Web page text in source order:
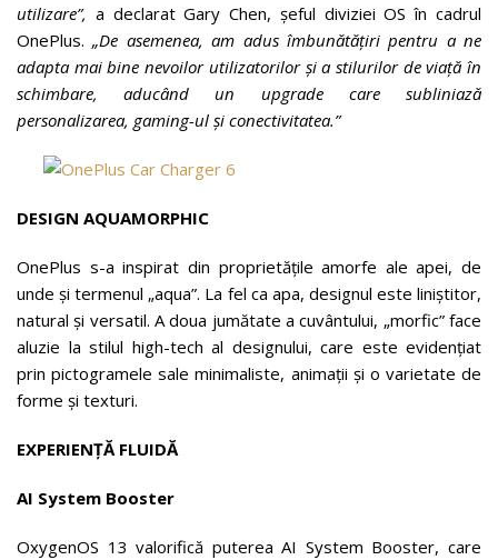
utilizare”, a declarat Gary Chen, șeful diviziei OS în cadrul
OnePlus.„De asemenea, am adus îmbunătățiri pentru a ne
adapta mai bine nevoilor utilizatorilor și a stilurilor de viață în
schimbare, aducând un upgrade care subliniază
personalizarea, gaming-ul și conectivitatea.”
DESIGN AQUAMORPHIC
OnePlus s-a inspirat din proprietățile amorfe ale apei, de
unde și termenul „aqua”. La fel ca apa, designul este liniștitor,
natural și versatil. A doua jumătate a cuvântului, „morfic” face
aluzie la stilul high-tech al designului, care este evidențiat
prin pictogramele sale minimaliste, animații și o varietate de
forme și texturi.
EXPERIENȚĂ FLUIDĂ
AI System Booster
OxygenOS 13 valorifică puterea AI System Booster, care